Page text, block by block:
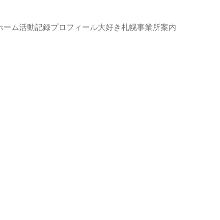
ーム活動記録プロフィール大好き札幌事業所案内